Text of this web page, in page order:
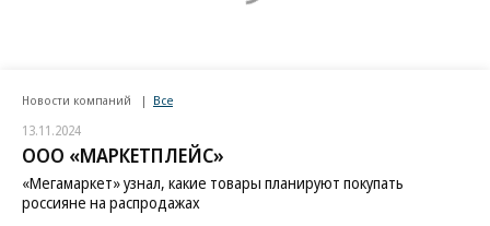
Новости компаний Все
13.11.2024
ООО «МАРКЕТПЛЕЙС»
«Мегамаркет» узнал, какие товары планируют покупать
россияне на распродажах